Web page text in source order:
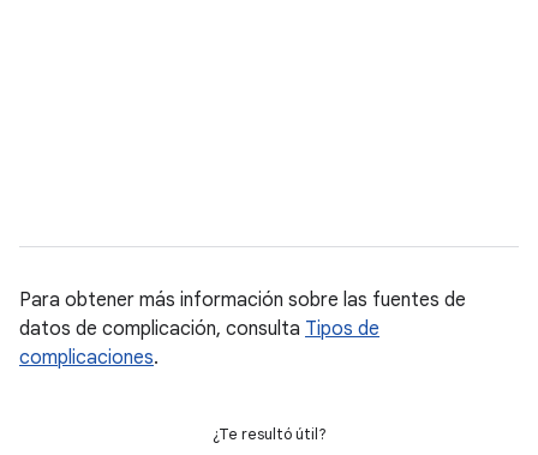
Para obtener más información sobre las fuentes de
datos de complicación, consulta Tipos de
complicaciones.
¿Te resultó útil?